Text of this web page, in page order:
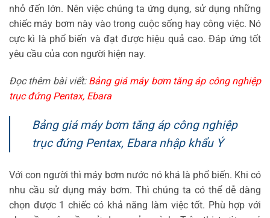
nhỏ đến lớn. Nên việc chúng ta ứng dụng, sử dụng những
chiếc máy bơm này vào trong cuộc sống hay công việc. Nó
cực kì là phổ biến và đạt được hiệu quả cao. Đáp ứng tốt
yêu cầu của con người hiện nay.
Đọc thêm bài viết:Bảng giá máy bơm tăng áp công nghiệp
trục đứng Pentax, Ebara
Bảng giá máy bơm tăng áp công nghiệp
trục đứng Pentax, Ebara nhập khẩu Ý
Với con người thì máy bơm nước nó khá là phổ biến. Khi có
nhu cầu sử dụng máy bơm. Thì chúng ta có thể dễ dàng
chọn được 1 chiếc có khả năng làm việc tốt. Phù hợp với